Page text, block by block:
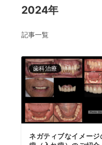
2024年
記事一覧
歯科治療
ネガティブなイメージ